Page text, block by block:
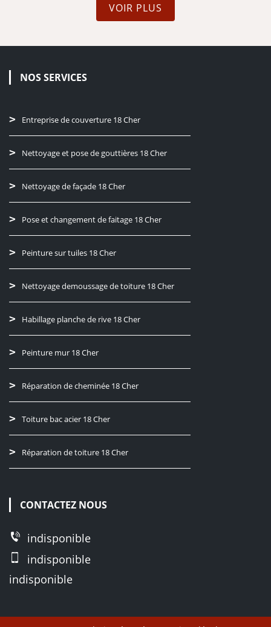
VOIR PLUS
NOS SERVICES
Entreprise de couverture 18 Cher
Nettoyage et pose de gouttières 18 Cher
Nettoyage de façade 18 Cher
Pose et changement de faitage 18 Cher
Peinture sur tuiles 18 Cher
Nettoyage demoussage de toiture 18 Cher
Habillage planche de rive 18 Cher
Peinture mur 18 Cher
Réparation de cheminée 18 Cher
Toiture bac acier 18 Cher
Réparation de toiture 18 Cher
CONTACTEZ NOUS
indisponible
indisponible
indisponible